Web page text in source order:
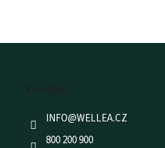
INFO@WELLEA.CZ
800 200 900